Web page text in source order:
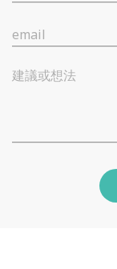
email
建議或想法